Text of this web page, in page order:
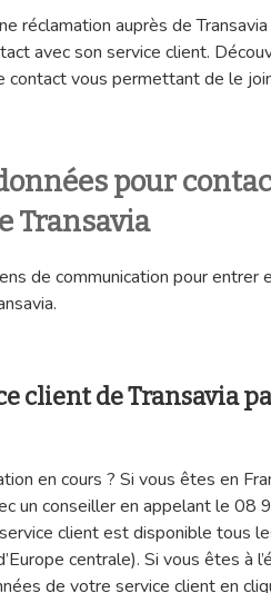
réclamation auprès de
avec son service client.
vous permettant de le
pour
Transavia
de communication pour entrer
client de Transavia
en cours ? Si vous êtes en
un conseiller en appelant le 08
client est disponible tous
centrale). Si vous êtes à
de votre service client en